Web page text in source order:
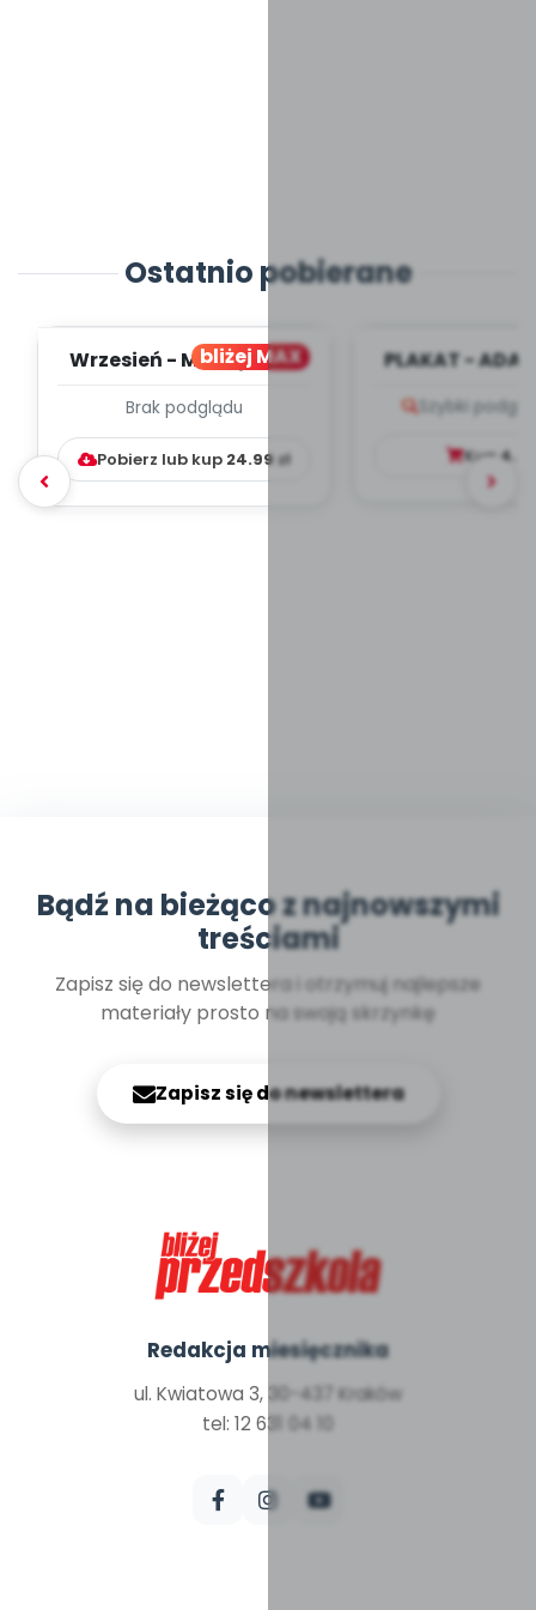
Ostatnio pobierane
bliżej MAX
Wrzesień - MIESIĘCZNY
WYCHOWAWCZO –
DYDAKTYC...
Brak podglądu
Pobierz lub kup 24.99zł
PLAKAT -
Szybki
Kup
Bądź na bieżąco z najnowszymi
treściami
Zapisz się do newslettera i otrzymuj najlepsze
materiały prosto na swoją skrzynkę
Zapisz się do newslettera
Redakcja miesięcznika
ul. Kwiatowa 3, 30-437 Kraków
tel: 12 631 04 10